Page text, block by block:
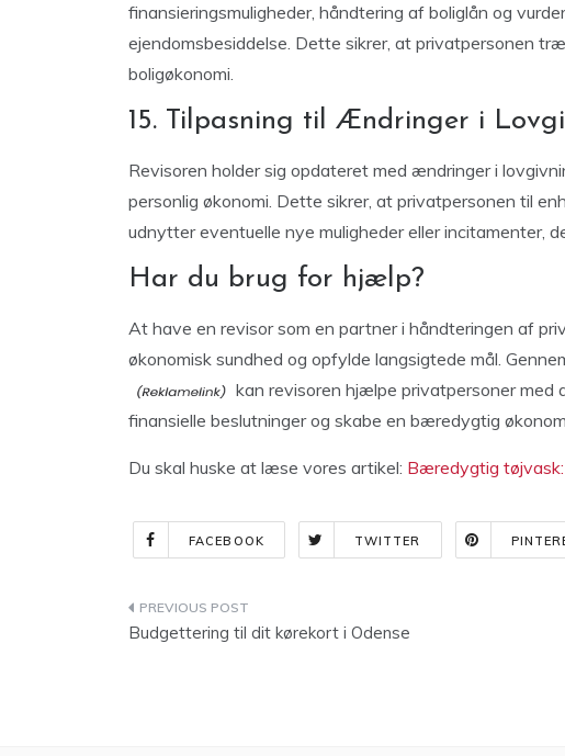
finansieringsmuligheder, håndtering af boliglån og
ejendomsbesiddelse. Dette sikrer, at privatpersonen
boligøkonomi.
15. Tilpasning til Ændringer i
Revisoren holder sig opdateret med ændringer i
personlig økonomi. Dette sikrer, at privatpersonen til
udnytter eventuelle nye muligheder eller incitamenter,
Har du brug for hjælp?
At have en revisor som en partner i håndteringen af
økonomisk sundhed og opfylde langsigtede mål.
kan revisoren hjælpe privatpersoner med
finansielle beslutninger og skabe en bæredygtig
Du skal huske at læse vores artikel: Bæredygtig tøjvask:
FACEBOOK TWITTER
Indlægsnavigation
Budgettering til dit kørekort i Odense